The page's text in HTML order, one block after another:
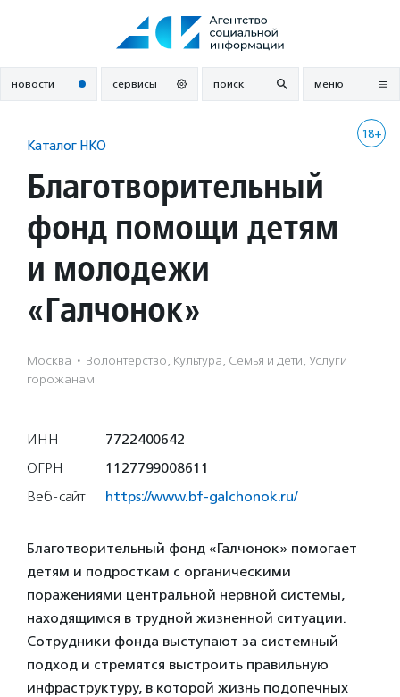
новости сервисы поиск меню
18+
Каталог НКО
Благотворительный
фонд помощи детям
и молодежи
«Галчонок»
Москва · Волонтерство, Культура, Семья и дети, Услуги
горожанам
ИНН
7722400642
ОГРН
1127799008611
Веб-сайт
https://www.bf-galchonok.ru/
Благотворительный фонд «Галчонок» помогает
детям и подросткам с органическими
поражениями центральной нервной системы,
находящимся в трудной жизненной ситуации.
Сотрудники фонда выступают за системный
подход и стремятся выстроить правильную
инфраструктуру, в которой жизнь подопечных